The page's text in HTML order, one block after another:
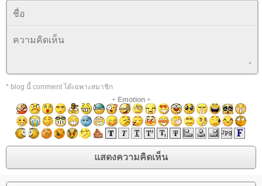
* blog นี้ comment ได้เฉพาะสมาชิก
+ Emotion+